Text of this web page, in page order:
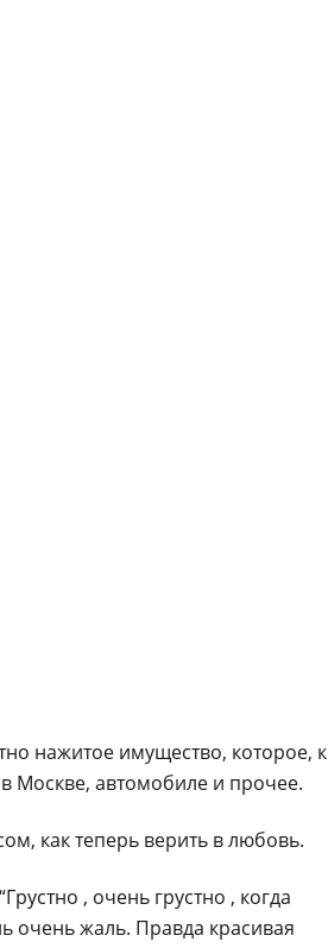
нажитое имущество, которое, к
Москве, автомобиле и прочее.
как теперь верить в любовь.
, очень грустно , когда
очень жаль. Правда красивая